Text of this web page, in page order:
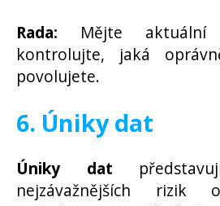
Rada: Mějte
kontrolujte, jaká
povolujete.
6. Úniky dat
Úniky dat
nejzávažnějších rizik